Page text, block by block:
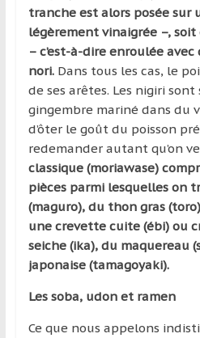
tranche est alors posée sur
légèrement vinaigrée –, soit
– c’est-à-dire enroulée
nori.Dans tous les cas, le
de ses arêtes. Les nigiri sont
gingembre mariné dans du
d’ôter le goût du poisson
redemander autant qu’on
classique (moriawase)
pièces parmi lesquelles on
(maguro), du thon gras
une crevette cuite (ébi) ou
seiche (ika), du maquereau
japonaise (tamagoyaki).
Les soba, udon et ramen
Ce que nous appelons